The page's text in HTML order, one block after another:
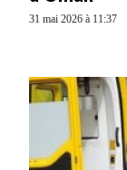
31 mai 2026 à 11:37